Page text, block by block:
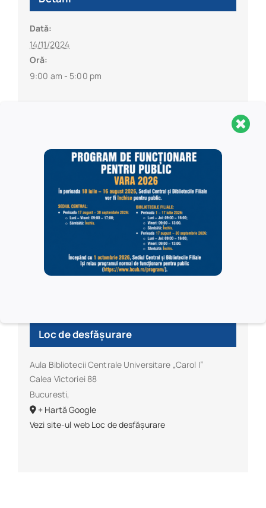
Dată:
14/11/2024
Oră:
9:00 am - 5:00 pm
UEFISCDI
Loc de desfășurare
Aula Bibliotecii Centrale Universitare „Carol I”
Calea Victoriei 88
Bucuresti,
+ Hartă Google
Vezi site-ul web Loc de desfășurare